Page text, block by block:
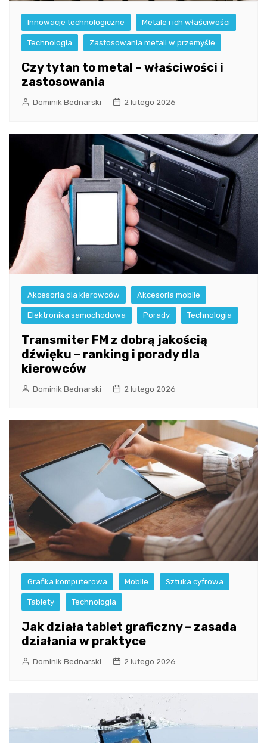
Innowacje technologiczne Metale i ich właściwości
Technologia Zastosowania metali w przemyśle
Czy tytan to metal – właściwości i
zastosowania
Dominik Bednarski 2 lutego 2026
Akcesoria dla kierowców Akcesoria mobile
Elektronika samochodowa Porady Technologia
Transmiter FM z dobrą jakością
dźwięku – ranking i porady dla
kierowców
Dominik Bednarski 2 lutego 2026
Grafika komputerowa Mobile Sztuka cyfrowa
Tablety Technologia
Jak działa tablet graficzny – zasada
działania w praktyce
Dominik Bednarski 2 lutego 2026